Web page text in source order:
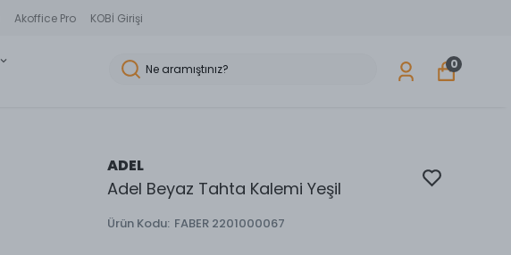
Akoffice Pro KOBİ Girişi
0
ADEL
Adel Beyaz Tahta Kalemi Yeşil
Ürün Kodu: FABER 2201000067